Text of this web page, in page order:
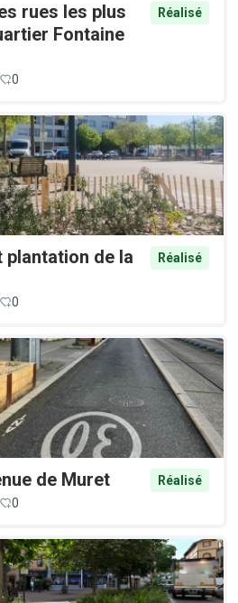
rues les plus
Fontaine
Réalisé
0
de la
Réalisé
0
de Muret
Réalisé
0